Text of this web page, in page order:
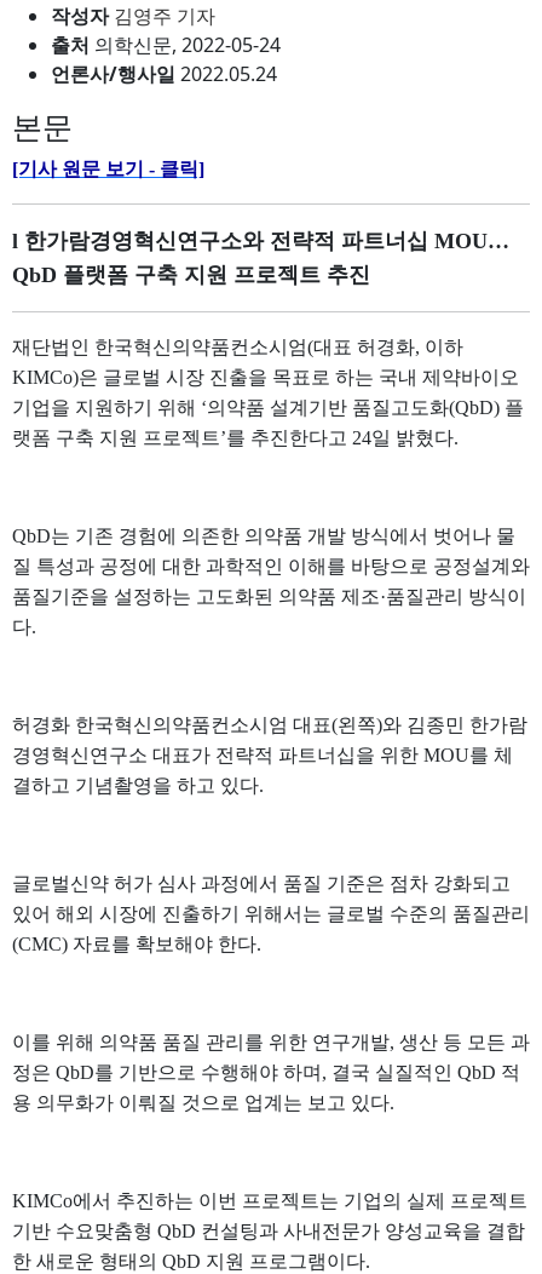
작성자 김영주 기자
출처 의학신문, 2022-05-24
언론사/행사일 2022.05.24
본문
[기사 원문 보기 - 클릭]
l 한가람경영혁신연구소와 전략적 파트너십 MOU…
QbD 플랫폼 구축 지원 프로젝트 추진
재단법인 한국혁신의약품컨소시엄(대표 허경화, 이하
KIMCo)은 글로벌 시장 진출을 목표로 하는 국내 제약바이오
기업을 지원하기 위해 ‘의약품 설계기반 품질고도화(QbD) 플
랫폼 구축 지원 프로젝트’를 추진한다고 24일 밝혔다.
QbD는 기존 경험에 의존한 의약품 개발 방식에서 벗어나 물
질 특성과 공정에 대한 과학적인 이해를 바탕으로 공정설계와
품질기준을 설정하는 고도화된 의약품 제조·품질관리 방식이
다.
허경화 한국혁신의약품컨소시엄 대표(왼쪽)와 김종민 한가람
경영혁신연구소 대표가 전략적 파트너십을 위한 MOU를 체
결하고 기념촬영을 하고 있다.
글로벌신약 허가 심사 과정에서 품질 기준은 점차 강화되고
있어 해외 시장에 진출하기 위해서는 글로벌 수준의 품질관리
(CMC) 자료를 확보해야 한다.
이를 위해 의약품 품질 관리를 위한 연구개발, 생산 등 모든 과
정은 QbD를 기반으로 수행해야 하며, 결국 실질적인 QbD 적
용 의무화가 이뤄질 것으로 업계는 보고 있다.
KIMCo에서 추진하는 이번 프로젝트는 기업의 실제 프로젝트
기반 수요맞춤형 QbD 컨설팅과 사내전문가 양성교육을 결합
한 새로운 형태의 QbD 지원 프로그램이다.